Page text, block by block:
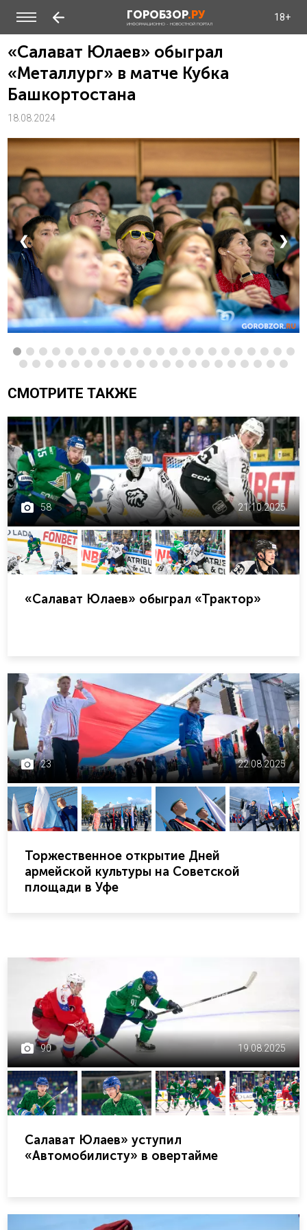
ГОРОБЗОР.РУ
ИНФОРМАЦИОННО - НОВОСТНОЙ ПОРТАЛ
18+
«Салават Юлаев» обыграл
«Металлург» в матче Кубка
Башкортостана
18.08.2024
❮ ❯
СМОТРИТЕ ТАКЖЕ
58 21.10.2025
«Салават Юлаев» обыграл «Трактор»
23 22.08.2025
Торжественное открытие Дней
армейской культуры на Советской
площади в Уфе
90 19.08.2025
Салават Юлаев» уступил
«Автомобилисту» в овертайме